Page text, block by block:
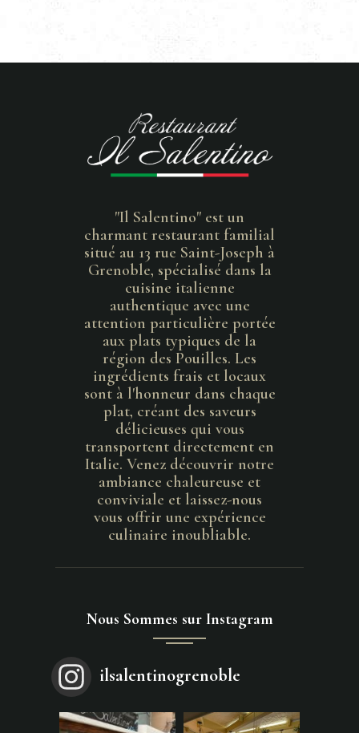
"Il Salentino" est un
charmant restaurant familial
situé au 13 rue Saint-Joseph à
Grenoble, spécialisé dans la
cuisine italienne
authentique avec une
attention particulière portée
aux plats typiques de la
région des Pouilles. Les
ingrédients frais et locaux
sont à l'honneur dans chaque
plat, créant des saveurs
délicieuses qui vous
transportent directement en
Italie. Venez découvrir notre
ambiance chaleureuse et
conviviale et laissez-nous
vous offrir une expérience
culinaire inoubliable.
Nous Sommes sur Instagram
ilsalentinogrenoble